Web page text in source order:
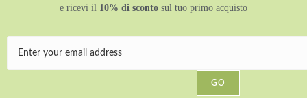
e ricevi il 10% di sconto sul tuo primo acquisto
GO